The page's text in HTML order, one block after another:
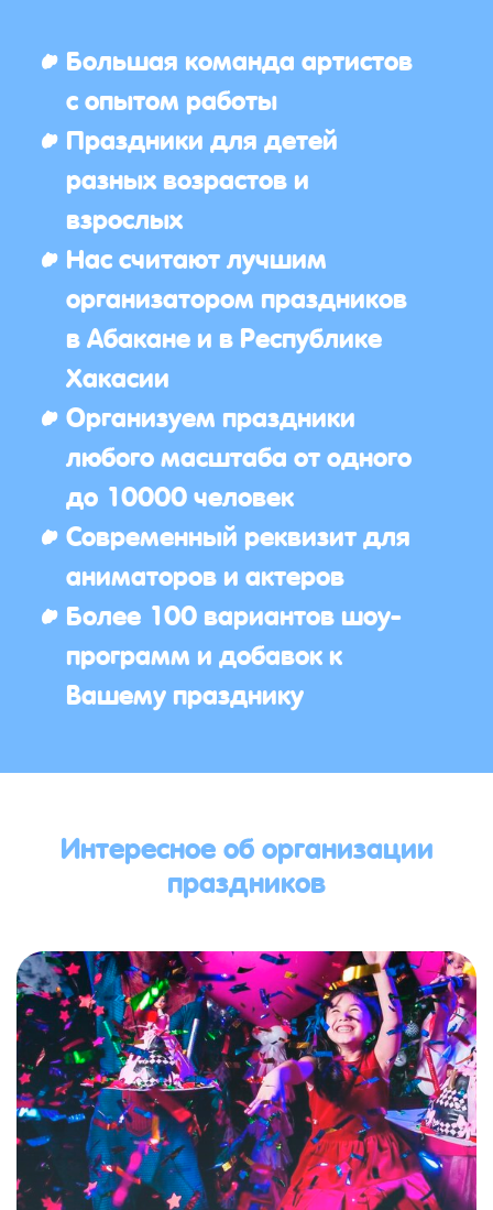
Большая команда артистов
с опытом работы
Праздники для детей
разных возрастов и
взрослых
Нас считают лучшим
организатором праздников
в Абакане и в Республике
Хакасии
Организуем праздники
любого масштаба от одного
до 10000 человек
Современный реквизит для
аниматоров и актеров
Более 100 вариантов шоу-
программ и добавок к
Вашему празднику
Интересное об организации
праздников